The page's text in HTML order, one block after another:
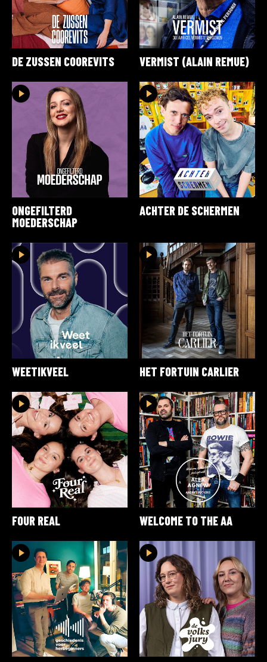
DE ZUSSEN COOREVITS VERMIST (ALAIN REMUE)
ONGEFILTERD
MOEDERSCHAP
ACHTER DE SCHERMEN
WEETIKVEEL HET FORTUIN CARLIER
FOUR REAL WELCOME TO THE AA